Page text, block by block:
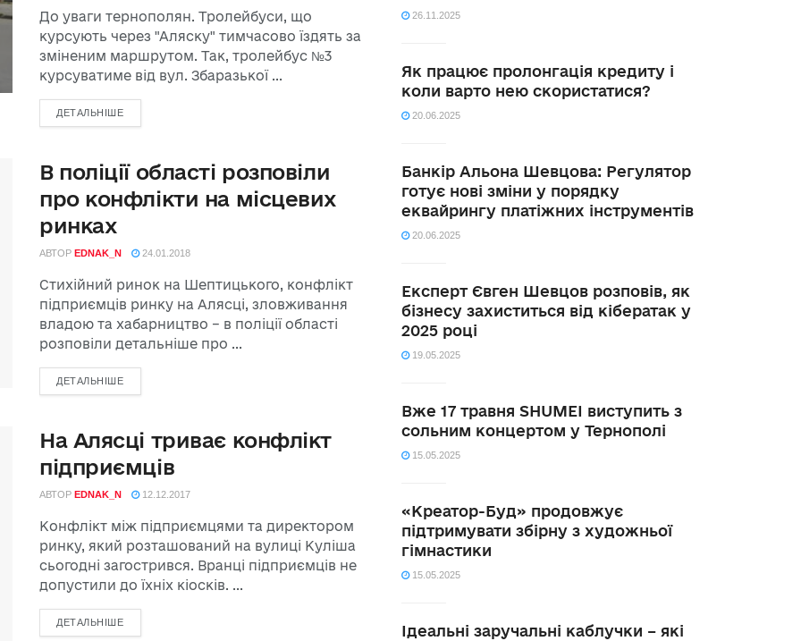
До уваги тернополян. Тролейбуси, що
курсують через "Аляску" тимчасово їздять за
зміненим маршрутом. Так, тролейбус №3
курсуватиме від вул. Збаразької ...
ДЕТАЛЬНІШЕ
В поліції області розповіли
про конфлікти на місцевих
ринках
АВТОР EDNAK_N 24.01.2018
Стихійний ринок на Шептицького, конфлікт
підприємців ринку на Алясці, зловживання
владою та хабарництво – в поліції області
розповіли детальніше про ...
ДЕТАЛЬНІШЕ
На Алясці триває конфлікт
підприємців
АВТОР EDNAK_N 12.12.2017
Конфлікт між підприємцями та директором
ринку, який розташований на вулиці Куліша
сьогодні загострився. Вранці підприємців не
допустили до їхніх кіосків. ...
ДЕТАЛЬНІШЕ
26.11.2025
Як працює пролонгація кредиту і
коли варто нею скористатися?
20.06.2025
Банкір Альона Шевцова: Регулятор
готує нові зміни у порядку
еквайрингу платіжних інструментів
20.06.2025
Експерт Євген Шевцов розповів, як
бізнесу захиститься від кібератак у
2025 році
19.05.2025
Вже 17 травня SHUMEI виступить з
сольним концертом у Тернополі
15.05.2025
«Креатор-Буд» продовжує
підтримувати збірну з художньої
гімнастики
15.05.2025
Ідеальні заручальні каблучки – які